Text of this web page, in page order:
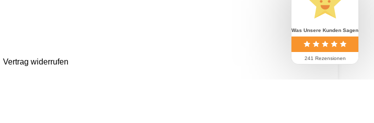
Vertrag widerrufen
Was Unsere Kunden Sagen
241 Rezensionen